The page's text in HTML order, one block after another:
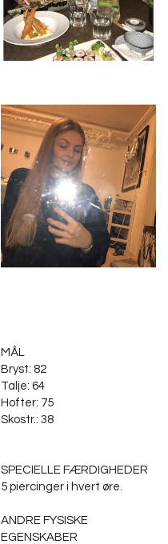
MÅL
Bryst: 82
Talje: 64
Hofter: 75
Skostr.: 38
SPECIELLE FÆRDIGHEDER
5 piercinger i hvert øre.
ANDRE FYSISKE
EGENSKABER